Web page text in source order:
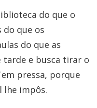
do que o
que os
do que as
tarde e busca tirar o
pressa, porque
lhe impôs.